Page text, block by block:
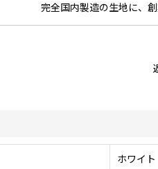
完全国内製造の生地に、
ホワイト